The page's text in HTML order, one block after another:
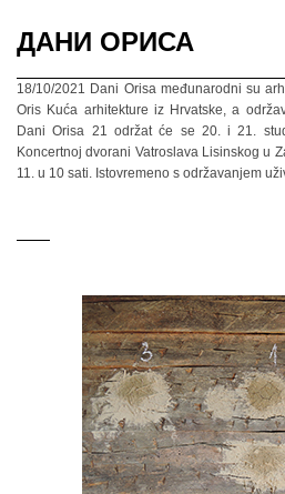
ДАНИ ОРИСА
18/10/2021 Dani Orisa međunarodni su
Oris Kuća arhitekture iz Hrvatske, a
Dani Orisa 21 održat će se 20. i 21.
Koncertnoj dvorani Vatroslava Lisinskog u
11. u 10 sati. Istovremeno s održavanjem